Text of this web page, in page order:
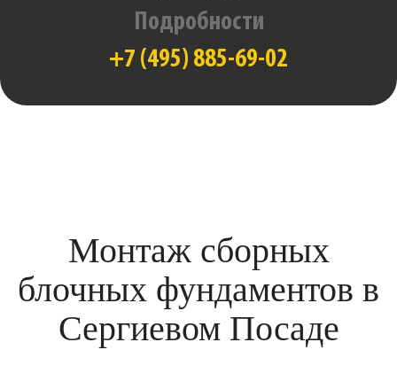
Подробности
+7 (495) 885-69-02
Монтаж сборных
блочных фундаментов в
Сергиевом Посаде